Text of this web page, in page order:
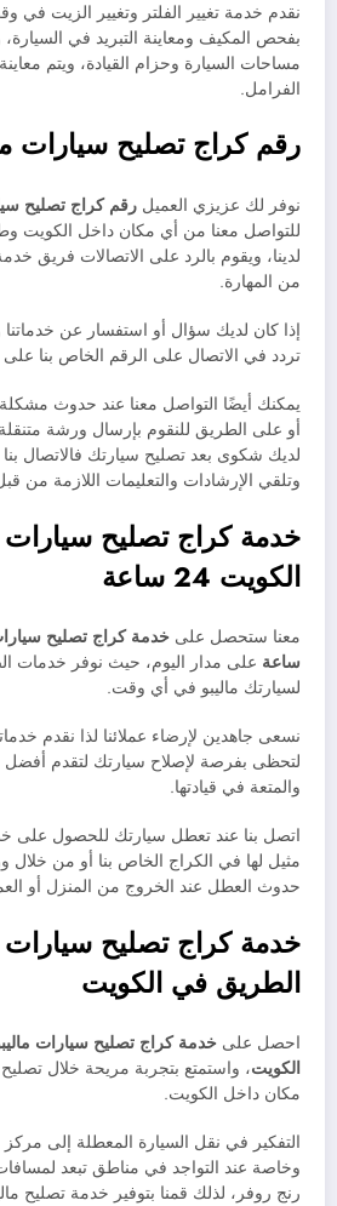
نقدم خدمة تغيير الفلتر وتغيير الزيت في
بفحص المكيف ومعاينة التبريد في
مساحات السيارة وحزام القيادة، ويتم
الفرامل.
رقم كراج تصليح سيارات
نوفر لك عزيزي العميل رقم كراج تصليح
للتواصل معنا من أي مكان داخل الكويت
لدينا، ويقوم بالرد على الاتصالات فريق
من المهارة.
إذا كان لديك سؤال أو استفسار عن خدماتنا
تردد في الاتصال على الرقم الخاص بنا على
يمكنك أيضًا التواصل معنا عند حدوث
أو على الطريق للنقوم بإرسال ورشة متنقلة
لديك شكوى بعد تصليح سيارتك فالاتصال
وتلقي الإرشادات والتعليمات اللازمة من
خدمة كراج تصليح سيارات
الكويت 24 ساعة
معنا ستحصل على خدمةكراج تصليح
ساعة على مدار اليوم، حيث نوفر خدمات
لسيارتك ماليبو في أي وقت.
نسعى جاهدين لإرضاء عملائنا لذا نقدم
لتحظى بفرصة لإصلاح سيارتك لتقدم أفضل
والمتعة في قيادتها.
اتصل بنا عند تعطل سيارتك للحصول على
مثيل لها في الكراج الخاص بنا أو من خلال
حدوث العطل عند الخروج من المنزل أو
خدمة كراج تصليح سيارات
الطريق في الكويت
احصل على خدمة كراج تصليح سيارات
الكويت، واستمتع بتجربة مريحة خلال
مكان داخل الكويت.
التفكير في نقل السيارة المعطلة إلى
وخاصة عند التواجد في مناطق تبعد
رنج روفر، لذلك قمنا بتوفير خدمة تصليح